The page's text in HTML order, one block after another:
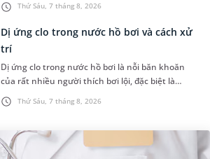
Thứ Sáu, 7 tháng 8, 2026
hệ thống quản lý chất lượ...
Thứ Sáu, 7 tháng 8, 2026
Dị ứng clo trong nước hồ bơi và cách xử
trí
Dị ứng clo trong nước hồ bơi là nỗi băn khoăn
của rất nhiều người thích bơi lội, đặc biệt là
những trường hợp thường xuyên bơi ở những
hồ bơi nhân tạo. Bài v...